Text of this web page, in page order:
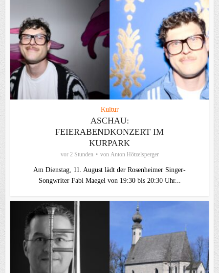
Kultur
ASCHAU:
FEIERABENDKONZERT IM
KURPARK
vor 2 Stunden von Anton Hötzelsperger
Am Dienstag, 11. August lädt der Rosenheimer Singer-
Songwriter Fabi Maegel von 19:30 bis 20:30 Uhr...